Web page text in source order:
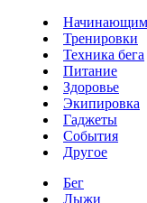
Начинающим
Тренировки
Техника бега
Питание
Здоровье
Экипировка
Гаджеты
События
Другое
Бег
Лыжи